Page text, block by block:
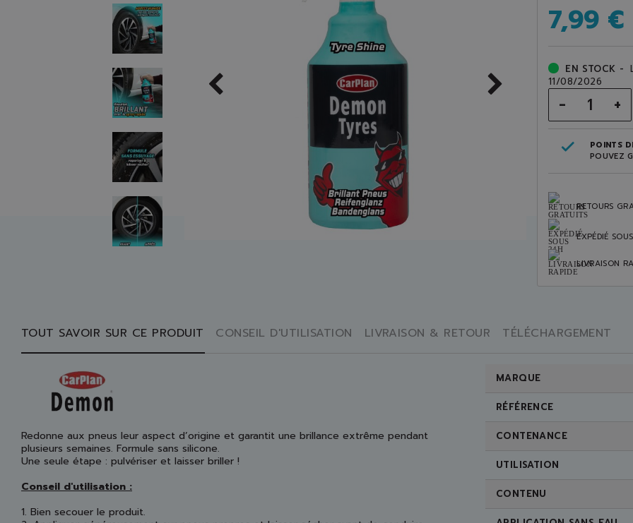
7,99 €
EN STOCK -
11/08/2026
- +
POINTS
POUVEZ
RETOURS
EXPÉDIÉ
LIVRAISON
TOUT SAVOIR SUR CE PRODUIT CONSEIL D'UTILISATION LIVRAISON & RETOUR TÉLÉCHARGEMENT
Redonne aux pneus leur aspect d’origine et garantit une brillance extrême pendant
plusieurs semaines. Formule sans silicone.
Une seule étape : pulvériser et laisser briller !
Conseil d'utilisation :
1. Bien secouer le produit.
MARQUE
RÉFÉRENCE
CONTENANCE
UTILISATION
CONTENU